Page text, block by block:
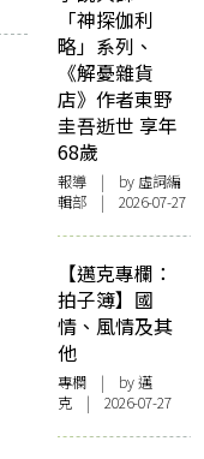
「神探伽利
略」系列、
《解憂雜貨
店》作者東野
圭吾逝世 享年
68歲
報導 | by 虛詞編
輯部 | 2026-07-27
【邁克專欄：
拍子簿】國
情、風情及其
他
專欄 | by邁
克 | 2026-07-27